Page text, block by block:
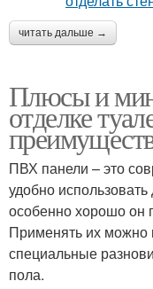
читать дальше →
Плюсы и
отделке
ПВХ панели – это
удобно
особенно хорошо он
Применять их можно
специальные
пола.